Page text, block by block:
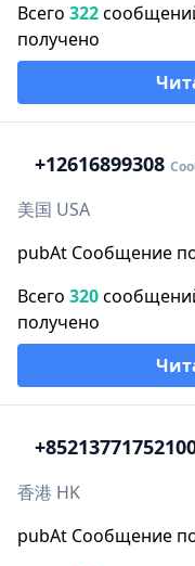
Всего 322
получено
+12616899308
美国 USA
pubAt Сообщение
Всего 320
получено
+852
香港 HK
pubAt Сообщение